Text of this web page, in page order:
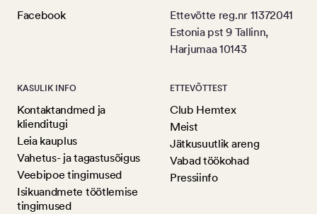
Facebook
Ettevõtte reg.nr 11372041
Estonia pst 9 Tallinn,
Harjumaa 10143
KASULIK INFO
Kontaktandmed ja
klienditugi
Leia kauplus
Vahetus- ja tagastusõigus
Veebipoe tingimused
Isikuandmete töötlemise
tingimused
ETTEVÕTTEST
Club Hemtex
Meist
Jätkusuutlik areng
Vabad töökohad
Pressiinfo